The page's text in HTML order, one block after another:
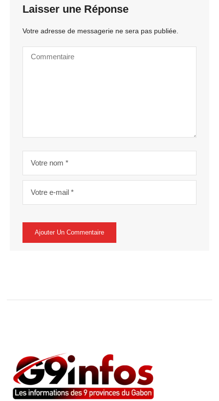
Laisser une Réponse
Votre adresse de messagerie ne sera pas publiée.